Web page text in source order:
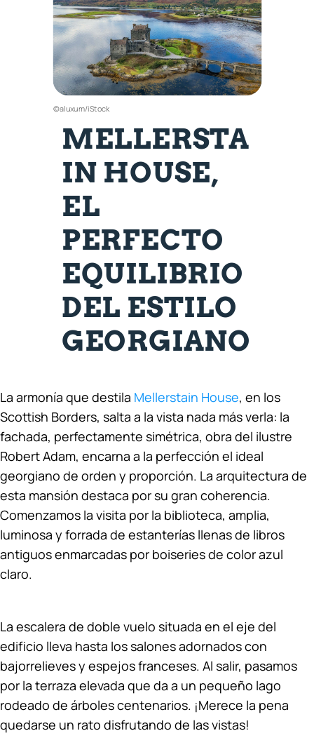
©aluxum/iStock
MELLERSTA
IN HOUSE,
EL
PERFECTO
EQUILIBRIO
DEL ESTILO
GEORGIANO
La armonía que destila Mellerstain House, en los
Scottish Borders, salta a la vista nada más verla: la
fachada, perfectamente simétrica, obra del ilustre
Robert Adam, encarna a la perfección el ideal
georgiano de orden y proporción. La arquitectura de
esta mansión destaca por su gran coherencia.
Comenzamos la visita por la biblioteca, amplia,
luminosa y forrada de estanterías llenas de libros
antiguos enmarcadas por boiseries de color azul
claro.
La escalera de doble vuelo situada en el eje del
edificio lleva hasta los salones adornados con
bajorrelieves y espejos franceses. Al salir, pasamos
por la terraza elevada que da a un pequeño lago
rodeado de árboles centenarios. ¡Merece la pena
quedarse un rato disfrutando de las vistas!